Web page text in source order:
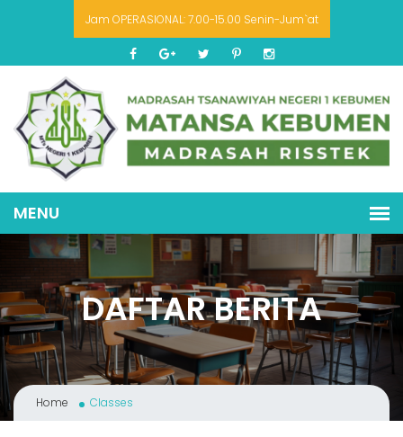
Jam OPERASIONAL: 7.00-15.00 Senin-Jum`at
DAFTAR BERITA
Home Classes